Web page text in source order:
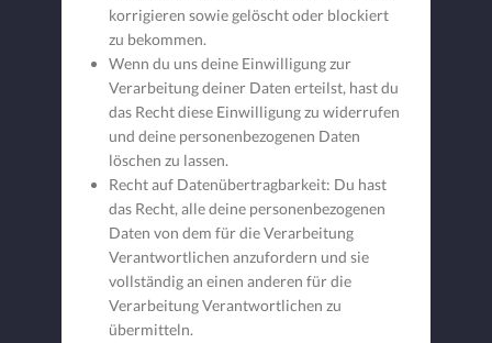
korrigieren sowie gelöscht oder blockiert
zu bekommen.
Wenn du uns deine Einwilligung zur
Verarbeitung deiner Daten erteilst, hast du
das Recht diese Einwilligung zu widerrufen
und deine personenbezogenen Daten
löschen zu lassen.
Recht auf Datenübertragbarkeit: Du hast
das Recht, alle deine personenbezogenen
Daten von dem für die Verarbeitung
Verantwortlichen anzufordern und sie
vollständig an einen anderen für die
Verarbeitung Verantwortlichen zu
übermitteln.